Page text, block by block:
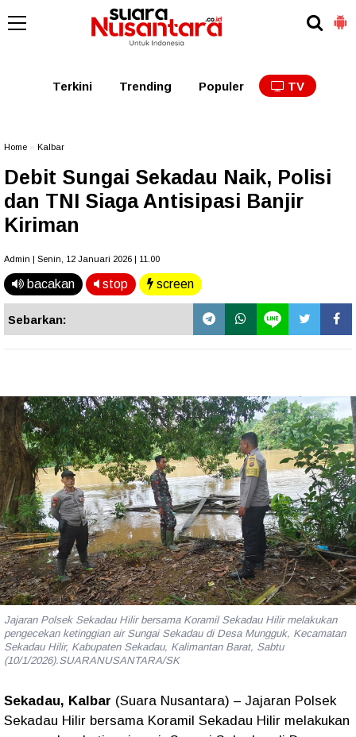
Kalbar Kalteng
Terkini Trending Populer TV
Home Kalbar
Debit Sungai Sekadau Naik, Polisi
dan TNI Siaga Antisipasi Banjir
Kiriman
Admin | Senin, 12 Januari 2026 | 11.00
bacakan stop screen
Sebarkan:
Jajaran Polsek Sekadau Hilir bersama Koramil Sekadau Hilir melakukan
pengecekan ketinggian air Sungai Sekadau di Desa Mungguk, Kecamatan
Sekadau Hilir, Kabupaten Sekadau, Kalimantan Barat, Sabtu
(10/1/2026).SUARANUSANTARA/SK
Sekadau, Kalbar (Suara Nusantara) – Jajaran Polsek
Sekadau Hilir bersama Koramil Sekadau Hilir melakukan